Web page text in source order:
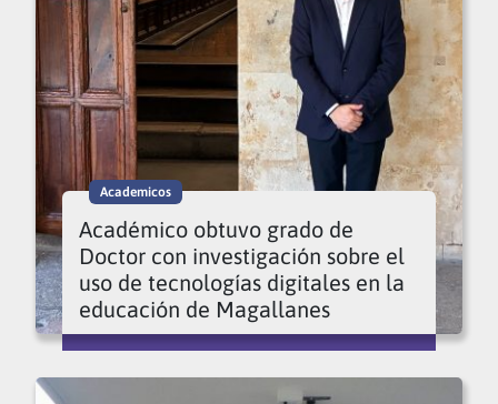
Academicos
Académico obtuvo grado de
Doctor con investigación sobre el
uso de tecnologías digitales en la
educación de Magallanes